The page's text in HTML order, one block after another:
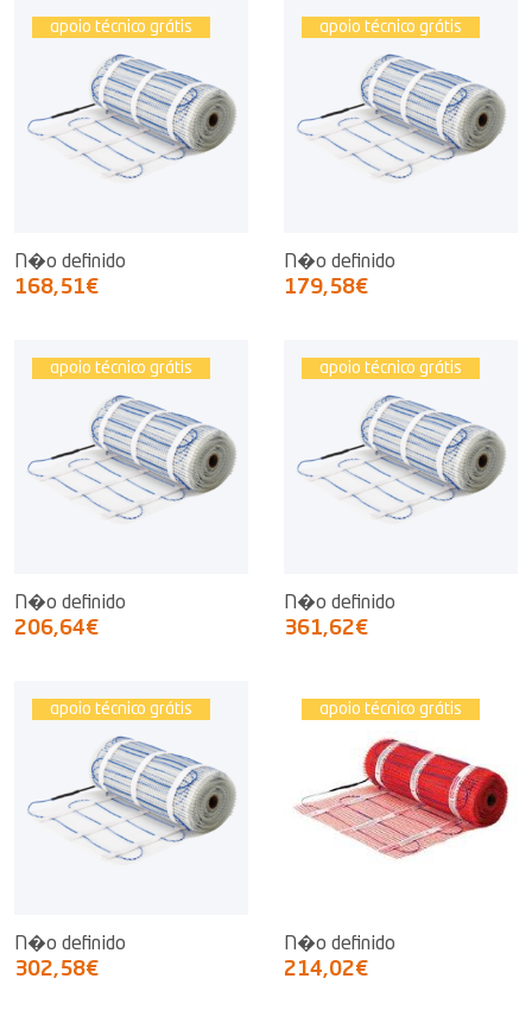
apoio técnico grátis
N�o definido
168,51€
apoio técnico grátis
N�o definido
179,58€
apoio técnico grátis
N�o definido
206,64€
apoio técnico grátis
N�o definido
361,62€
apoio técnico grátis
N�o definido
302,58€
apoio técnico grátis
N�o definido
214,02€